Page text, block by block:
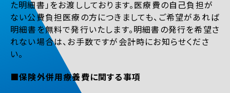
た明細書」をお渡ししております。医療費の自己負担が
ない公費負担医療の方につきましても、ご希望があれば
明細書を無料で発行いたします。明細書の発行を希望さ
れない場合は、お手数ですが会計時にお知らせくださ
い。
■保険外併用療養費に関する事項